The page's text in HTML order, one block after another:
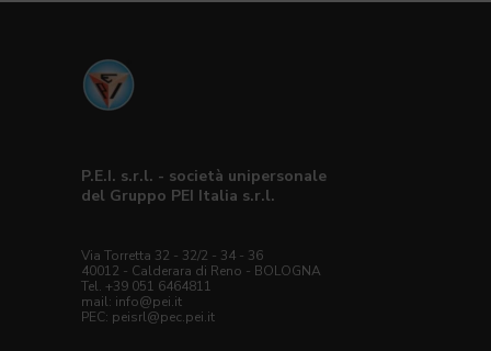
P.E.I. s.r.l. - società unipersonale
del Gruppo PEI Italia s.r.l.
Via Torretta 32 - 32/2 - 34 - 36
40012 - Calderara di Reno - BOLOGNA
Tel. +39 051 6464811
mail: info@pei.it
PEC: peisrl@pec.pei.it